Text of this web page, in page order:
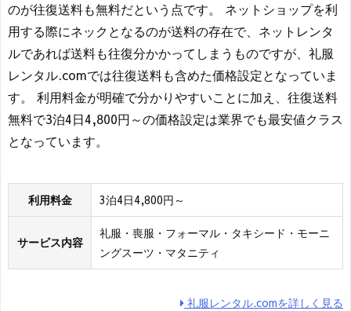
のが往復送料も無料だという点です。 ネットショップを利
用する際にネックとなるのが送料の存在で、ネットレンタ
ルであれば送料も往復分かかってしまうものですが、礼服
レンタル.comでは往復送料も含めた価格設定となっていま
す。 利用料金が明確で分かりやすいことに加え、往復送料
無料で3泊4日4,800円～の価格設定は業界でも最安値クラス
となっています。
利用料金 3泊4日4,800円～
サービス内容
礼服・喪服・フォーマル・タキシード・モーニ
ングスーツ・マタニティ
礼服レンタル.comを詳しく見る